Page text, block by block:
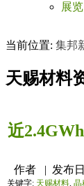
展
当前位置: 集邦
天赐材料
近
作者 | 发布
关键字: 天赐材料, 晶